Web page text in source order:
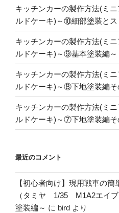
キッチンカーの製作方法(ミ
ルドケーキ)～⑩細部塗装とス
キッチンカーの製作方法(ミ
ルドケーキ)～⑨基本塗装編～
キッチンカーの製作方法(ミ
ルドケーキ)～⑧下地塗装編そ
キッチンカーの製作方法(ミ
ルドケーキ)～⑦下地塗装編そ
最近のコメント
【初心者向け】現用戦車の
（タミヤ 1/35 M1A2エイ
塗装編～ に bird より